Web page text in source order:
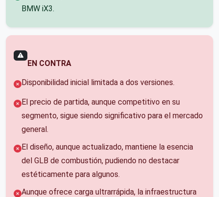
BMW iX3.
EN CONTRA
Disponibilidad inicial limitada a dos versiones.
El precio de partida, aunque competitivo en su
segmento, sigue siendo significativo para el mercado
general.
El diseño, aunque actualizado, mantiene la esencia
del GLB de combustión, pudiendo no destacar
estéticamente para algunos.
Aunque ofrece carga ultrarrápida, la infraestructura